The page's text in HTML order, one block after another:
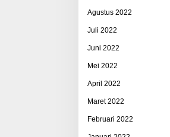
Agustus 2022
Juli 2022
Juni 2022
Mei 2022
April 2022
Maret 2022
Februari 2022